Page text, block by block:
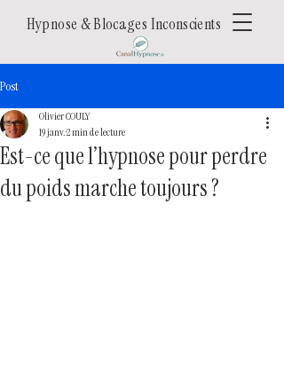
Hypnose & Blocages Inconscients
Post
Est-ce que l’hypnose pour perdre
du poids marche toujours ?
Olivier COULY
19 janv.2 min de lecture